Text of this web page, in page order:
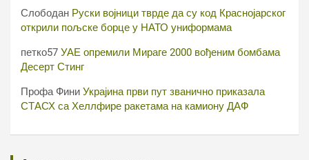
Слободан Руски војници тврде да су код Краснојарског
открили пољске борце у НАТО униформама
петко57 УАЕ опремили Мираге 2000 вођеним бомбама
Десерт Стинг
Профа Фини Украјина први пут званично приказала
СТАСХ са Хеллфире ракетама на камиону ДАФ